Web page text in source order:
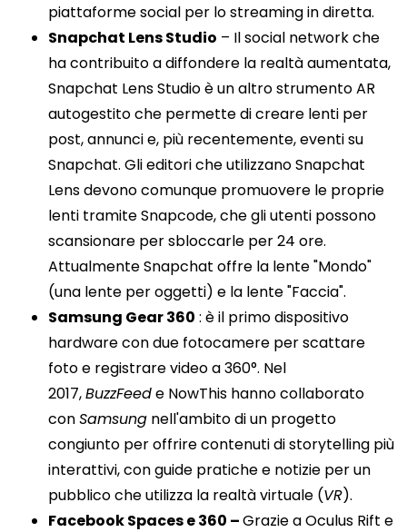
piattaforme social per lo streaming in diretta.
Snapchat Lens Studio – Il social network che
ha contribuito a diffondere la realtà aumentata,
Snapchat Lens Studio è un altro strumento AR
autogestito che permette di creare lenti per
post, annunci e, più recentemente, eventi su
Snapchat. Gli editori che utilizzano Snapchat
Lens devono comunque promuovere le proprie
lenti tramite Snapcode, che gli utenti possono
scansionare per sbloccarle per 24 ore.
Attualmente Snapchat offre la lente "Mondo"
(una lente per oggetti) e la lente "Faccia".
Samsung Gear 360 : è il primo dispositivo
hardware con due fotocamere per scattare
foto e registrare video a 360°. Nel
2017,BuzzFeede NowThis hanno collaborato
conSamsung nell'ambito di un progetto
congiunto per offrire contenuti di storytelling più
interattivi, con guide pratiche e notizie per un
pubblico che utilizza la realtà virtuale (VR).
Facebook Spaces e 360 ​​–Grazie a Oculus Rift e